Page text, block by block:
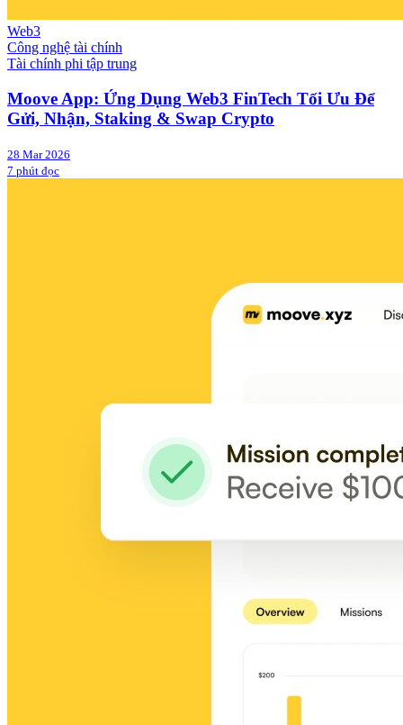
Web3
Công nghệ tài chính
Tài chính phi tập trung
Moove App: Ứng Dụng Web3 FinTech Tối Ưu Để
Gửi, Nhận, Staking & Swap Crypto
28 Mar 2026
7 phút đọc